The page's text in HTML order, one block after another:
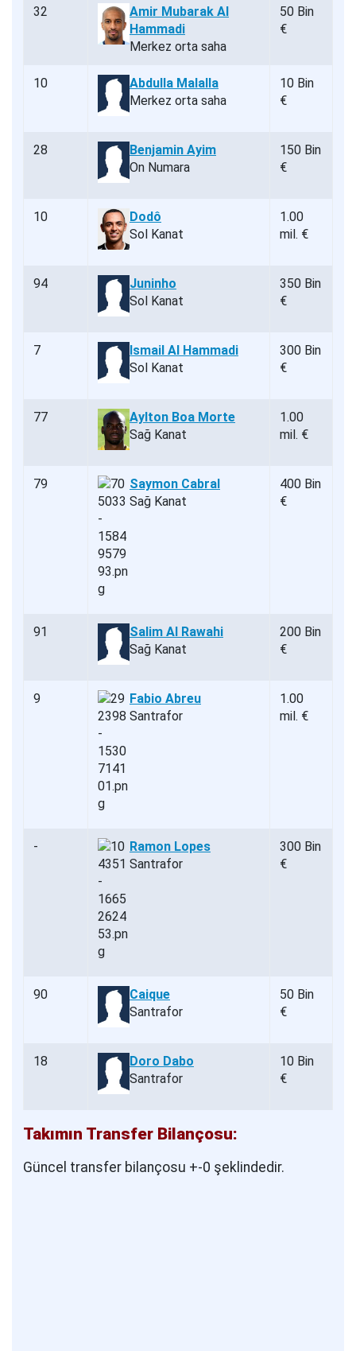
32
Amir Mubarak Al
Hammadi
Merkez orta saha
50 Bin
€
10
Abdulla Malalla
Merkez orta saha
10 Bin
€
28
Benjamin Ayim
On Numara
150 Bin
€
10
Dodô
Sol Kanat
1.00
mil. €
94
Juninho
Sol Kanat
350 Bin
€
7
Ismail Al Hammadi
Sol Kanat
300 Bin
€
77
Aylton Boa Morte
Sağ Kanat
1.00
mil. €
79
Saymon Cabral
Sağ Kanat
400 Bin
€
91
Salim Al Rawahi
Sağ Kanat
200 Bin
€
9
Fabio Abreu
Santrafor
1.00
mil. €
-
Ramon Lopes
Santrafor
300 Bin
€
90
Caique
Santrafor
50 Bin
€
18
Doro Dabo
Santrafor
10 Bin
€
Takımın Transfer Bilançosu:
Güncel transfer bilançosu +-0 şeklindedir.